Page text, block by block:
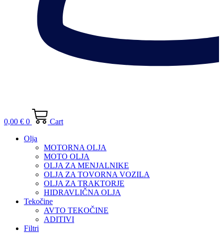
0,00 € 0
Cart
Olja
MOTORNA OLJA
MOTO OLJA
OLJA ZA MENJALNIKE
OLJA ZA TOVORNA VOZILA
OLJA ZA TRAKTORJE
HIDRAVLIČNA OLJA
Tekočine
AVTO TEKOČINE
ADITIVI
Filtri